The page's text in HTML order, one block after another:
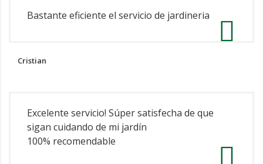
Bastante eficiente el servicio de jardineria
Cristian
Excelente servicio! Súper satisfecha de que
sigan cuidando de mi jardín
100% recomendable